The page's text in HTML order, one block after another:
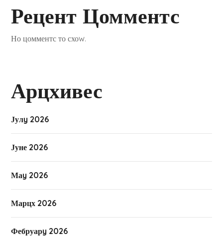
Рецент Цомментс
Но цомментс то схоw.
Арцхивес
Јулy 2026
Јуне 2026
Маy 2026
Марцх 2026
Фебруарy 2026